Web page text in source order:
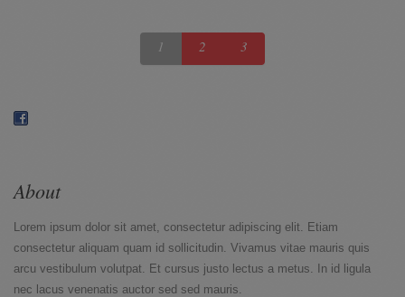
1 2 3
About
Lorem ipsum dolor sit amet, consectetur adipiscing elit. Etiam
consectetur aliquam quam id sollicitudin. Vivamus vitae mauris quis
arcu vestibulum volutpat. Et cursus justo lectus a metus. In id ligula
nec lacus venenatis auctor sed sed mauris.